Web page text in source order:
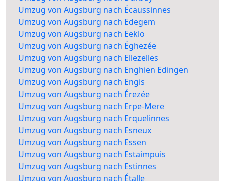
Umzug von Augsburg nach Écaussinnes
Umzug von Augsburg nach Edegem
Umzug von Augsburg nach Eeklo
Umzug von Augsburg nach Éghezée
Umzug von Augsburg nach Ellezelles
Umzug von Augsburg nach Enghien Edingen
Umzug von Augsburg nach Engis
Umzug von Augsburg nach Érezée
Umzug von Augsburg nach Erpe-Mere
Umzug von Augsburg nach Erquelinnes
Umzug von Augsburg nach Esneux
Umzug von Augsburg nach Essen
Umzug von Augsburg nach Estaimpuis
Umzug von Augsburg nach Estinnes
Umzug von Augsburg nach Étalle